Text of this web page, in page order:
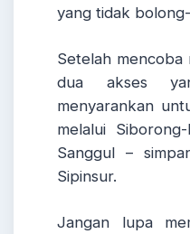
yang tidak
Setelah
dua akses
menyarankan
melalui
Sanggul –
Sipinsur.
Jangan lupa